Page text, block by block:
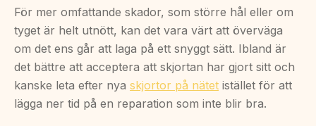
För mer omfattande skador, som större hål eller om
tyget är helt utnött, kan det vara värt att överväga
om det ens går att laga på ett snyggt sätt. Ibland är
det bättre att acceptera att skjortan har gjort sitt och
kanske leta efter nya skjortor på nätet istället för att
lägga ner tid på en reparation som inte blir bra.